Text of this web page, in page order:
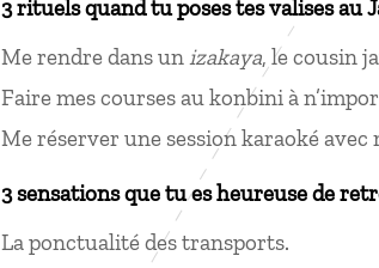
3 rituels quand tu poses tes valises au
Me rendre dans unizakaya, le cousin
Faire mes courses au konbini à
Me réserver une session karaoké avec
3 sensations que tu es heureuse de
La ponctualité des transports.